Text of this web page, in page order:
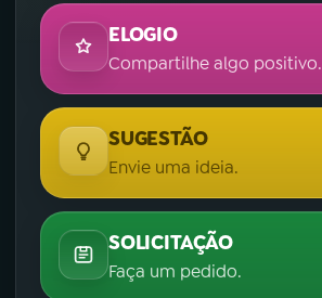
ELOGIO
Compartilhe algo positivo.
SUGESTÃO
Envie uma ideia.
SOLICITAÇÃO
Faça um pedido.